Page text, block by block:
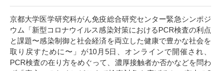
京都大学医学研究科がん免疫総合研究センター緊急シンポジ
ウム「新型コロナウイルス感染対策におけるPCR検査の利点
と課題〜感染制御と社会経済を両立した健康で豊かな社会を
取り戻すために〜」が10月5日、オンラインで開催され、
PCR検査の在り方をめぐって、濃厚接触者か否かなどを問わ